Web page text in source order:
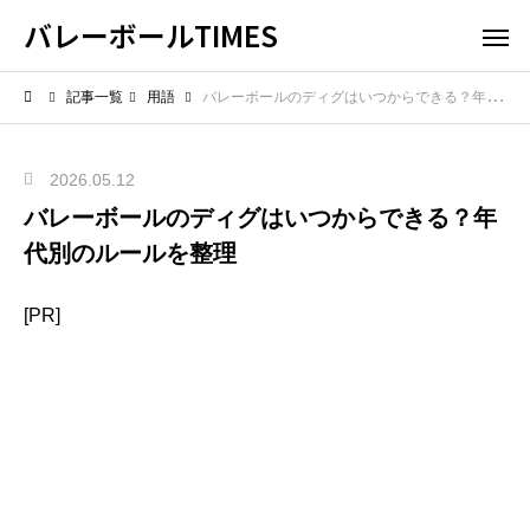
バレーボールTIMES
記事一覧 用語 バレーボールのディグはいつからできる？年代別のルールを整理
2026.05.12
バレーボールのディグはいつからできる？年
代別のルールを整理
[PR]